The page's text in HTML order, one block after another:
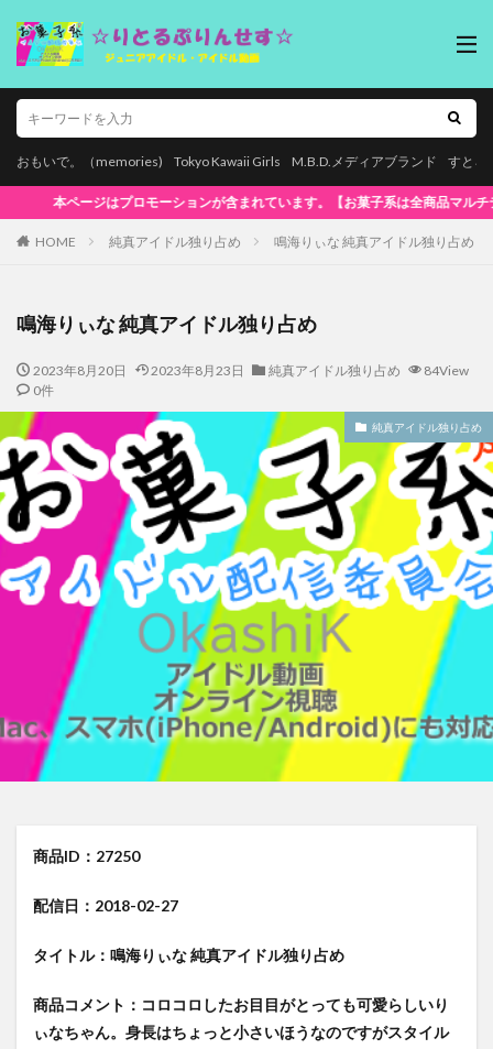
おもいで。（memories) Tokyo Kawaii Girls M.B.D.メディアブランド すとろ
商品マルチデバイス再生対応!】WindowsOS、Mac、スマホ(iPhone /
HOME 純真アイドル独り占め 鳴海りぃな 純真アイドル独り占め
鳴海りぃな 純真アイドル独り占め
2023年8月20日 2023年8月23日 純真アイドル独り占め
84View
0件
純真アイドル独り占め
商品ID：27250
配信日：2018-02-27
タイトル：鳴海りぃな 純真アイドル独り占め
商品コメント：コロコロしたお目目がとっても可愛らしいり
ぃなちゃん。身長はちょっと小さいほうなのですがスタイル